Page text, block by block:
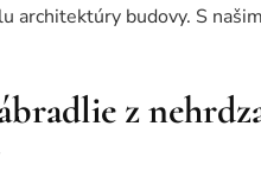
architektúry budovy. S
z